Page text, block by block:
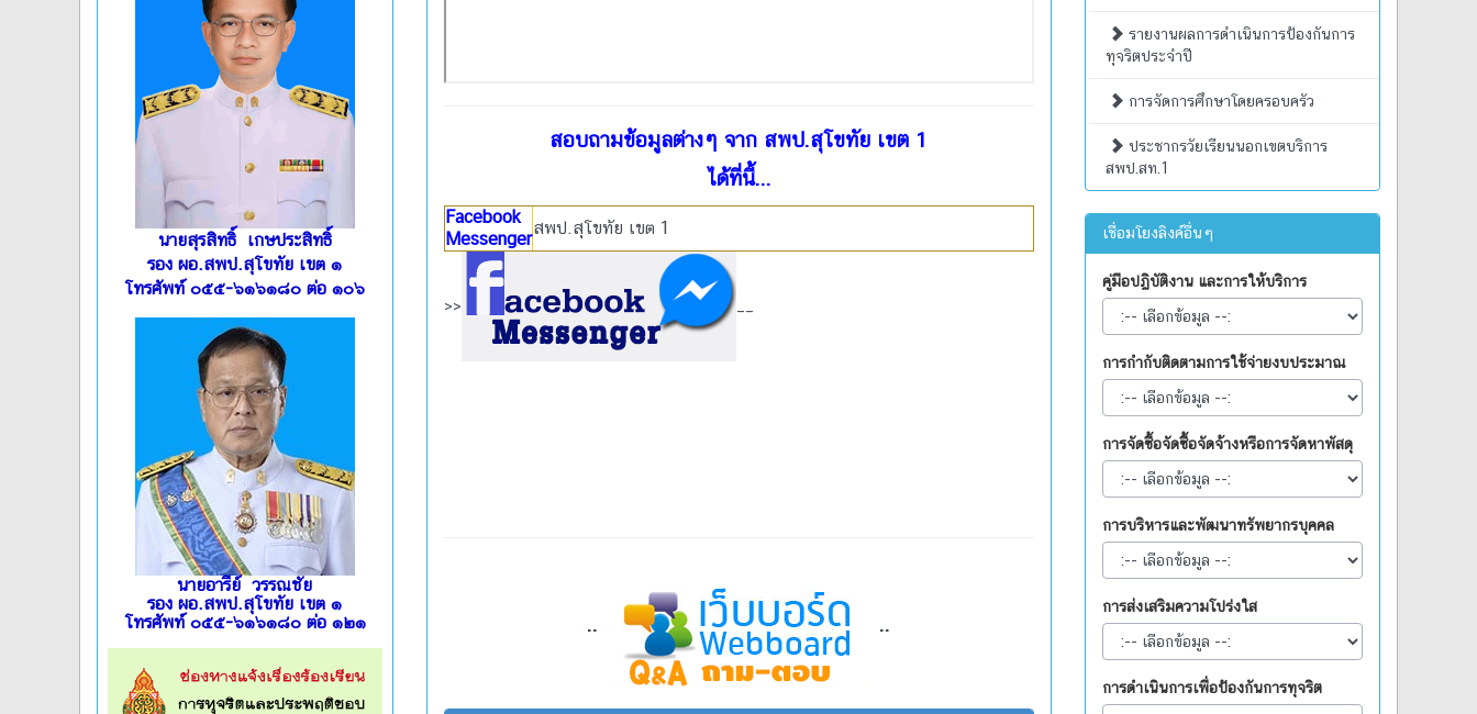
นายสุรสิทธิ์ เกษประสิทธิ์
รอง ผอ.สพป.สุโขทัย เขต ๑
โทรศัพท์ ๐๕๕-๖๑๖๑๘๐ ต่อ ๑๐๖
นายอารีย์ วรรณชัย
รอง ผอ.สพป.สุโขทัย เขต ๑
โทรศัพท์ ๐๕๕-๖๑๖๑๘๐ ต่อ ๑๒๑
สอบถามข้อมูลต่างๆ จาก สพป.สุโขทัย เขต 1
ได้ที่นี้...
Facebook
Messenger
สพป.สุโขทัย เขต 1
>>
.. ..
รายงานผลการดำเนินการป้องกันการ
ทุจริตประจำปี
การจัดการศึกษาโดยครอบครัว
ประชากรวัยเรียนนอกเขตบริการ
สพป.สท.1
เชื่อมโยงลิงค์อื่นๆ
คู่มือปฏิบัติงาน และการให้บริการ
การกำกับติดตามการใช้จ่ายงบประมาณ
การจัดซื้อจัดซื้อจัดจ้างหรือการจัดหาพัสดุ
การบริหารและพัฒนาทรัพยากรบุคคล
การส่งเสริมความโปร่งใส
การดำเนินการเพื่อป้องกันการทุจริต